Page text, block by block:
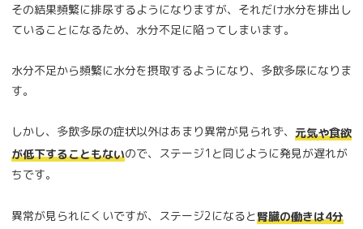
その結果頻繁に排尿するようになりますが、それだけ水分を排出し
ていることになるため、水分不足に陥ってしまいます。
水分不足から頻繁に水分を摂取するようになり、多飲多尿になりま
す。
しかし、多飲多尿の症状以外はあまり異常が見られず、 元気や食欲
が低下することもないので、ステージ1と同じように発見が遅れが
ちです。
異常が見られにくいですが、ステージ2になると腎臓の働きは4分